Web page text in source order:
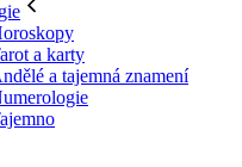
a karty
a tajemná znamení